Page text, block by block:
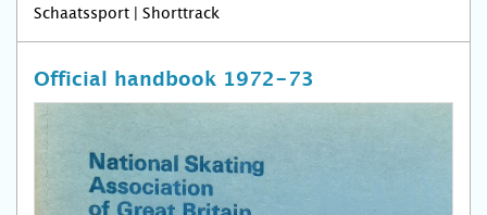
Schaatssport | Shorttrack
Official handbook 1972-73